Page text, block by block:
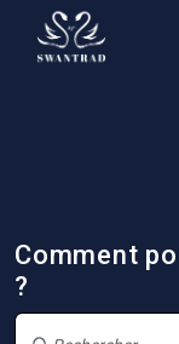
Comment
?